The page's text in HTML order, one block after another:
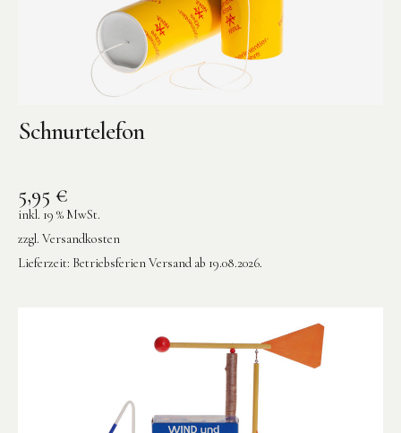
Schnurtelefon
5,95 €
inkl. 19 % MwSt.
zzgl. Versandkosten
Lieferzeit: Betriebsferien Versand ab 19.08.2026.